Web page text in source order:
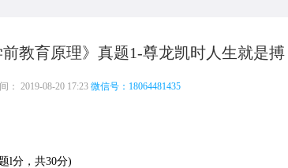
教育原理》真题1-尊龙凯时人生就是搏
： 2019-08-20 17:23 微信号：18064481435
l分，共30分)